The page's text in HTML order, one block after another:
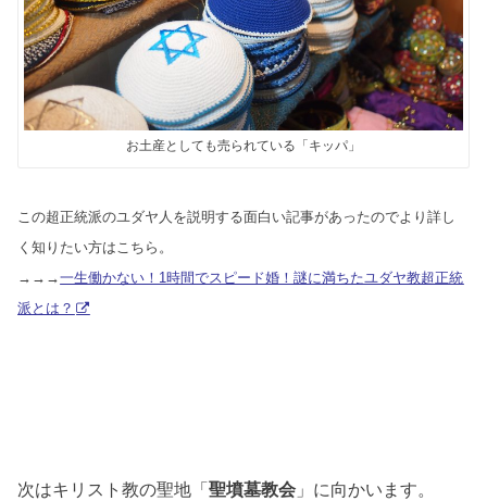
お土産としても売られている「キッパ」
この超正統派のユダヤ人を説明する面白い記事があったのでより詳し
く知りたい方はこちら。
→→→一生働かない！1時間でスピード婚！謎に満ちたユダヤ教超正統
派とは？
次はキリスト教の聖地「聖墳墓教会 」に向かいます。